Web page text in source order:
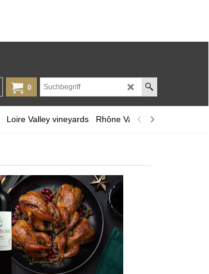
0
Loire Valley vineyards Rhône Valley Provence and